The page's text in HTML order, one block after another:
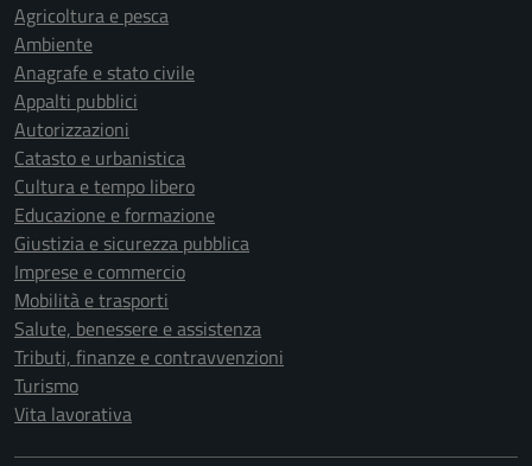
Agricoltura e pesca
Ambiente
Anagrafe e stato civile
Appalti pubblici
Autorizzazioni
Catasto e urbanistica
Cultura e tempo libero
Educazione e formazione
Giustizia e sicurezza pubblica
Imprese e commercio
Mobilità e trasporti
Salute, benessere e assistenza
Tributi, finanze e contravvenzioni
Turismo
Vita lavorativa